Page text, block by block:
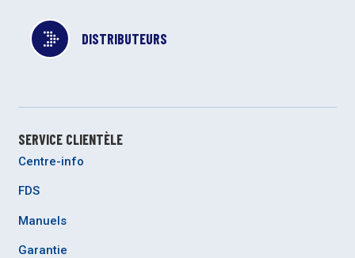
DISTRIBUTEURS
SERVICE CLIENTÈLE
Centre-info
FDS
Manuels
Garantie